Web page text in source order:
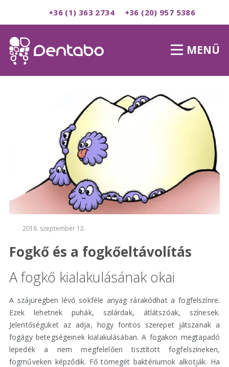
+36 (1) 363 2734 +36 (20) 957 5386
MENÜ
2016. szeptember 12.
Fogkő és a fogkőeltávolítás
A fogkő kialakulásának okai
A szájüregben lévő sokféle anyag rárakódhat a fogfelszínre.
Ezek lehetnek puhák, szilárdak, átlátszóak, színesek.
Jelentőségüket az adja, hogy fontos szerepet játszanak a
fogágy betegségeinek kialakulásában. A fogakon megtapadó
lepedék a nem megfelelően tisztított fogfelszíneken,
fogműveken képződik. Fő tömegét baktériumok alkotják. Ha